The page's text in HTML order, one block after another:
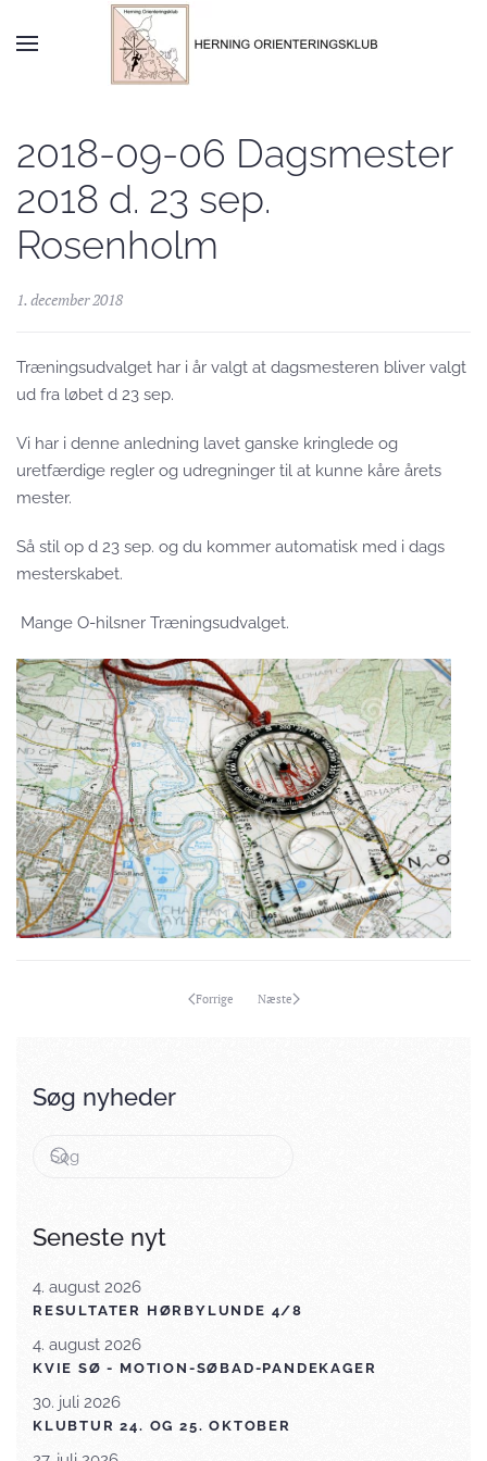
Skip to main content
2018-09-06 Dagsmester
2018 d. 23 sep.
Rosenholm
1. december 2018
Træningsudvalget har i år valgt at dagsmesteren bliver valgt
ud fra løbet d 23 sep.
Vi har i denne anledning lavet ganske kringlede og
uretfærdige regler og udregninger til at kunne kåre årets
mester.
Så stil op d 23 sep. og du kommer automatisk med i dags
mesterskabet.
Mange O-hilsner Træningsudvalget.
Forrige Næste
Søg nyheder
Seneste nyt
4. august 2026
RESULTATER HØRBYLUNDE 4/8
4. august 2026
KVIE SØ - MOTION-SØBAD-PANDEKAGER
30. juli 2026
KLUBTUR 24. OG 25. OKTOBER